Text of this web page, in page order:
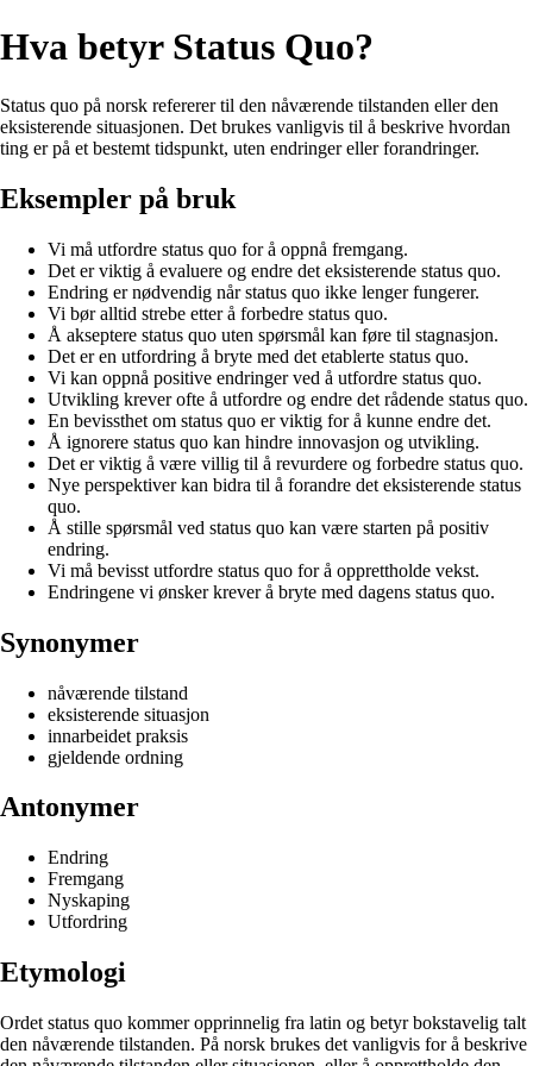
Hva betyr Status Quo?
Status quo på norsk refererer til den nåværende tilstanden eller den
eksisterende situasjonen. Det brukes vanligvis til å beskrive hvordan
ting er på et bestemt tidspunkt, uten endringer eller forandringer.
Eksempler på bruk
Vi må utfordre status quo for å oppnå fremgang.
Det er viktig å evaluere og endre det eksisterende status quo.
Endring er nødvendig når status quo ikke lenger fungerer.
Vi bør alltid strebe etter å forbedre status quo.
Å akseptere status quo uten spørsmål kan føre til stagnasjon.
Det er en utfordring å bryte med det etablerte status quo.
Vi kan oppnå positive endringer ved å utfordre status quo.
Utvikling krever ofte å utfordre og endre det rådende status quo.
En bevissthet om status quo er viktig for å kunne endre det.
Å ignorere status quo kan hindre innovasjon og utvikling.
Det er viktig å være villig til å revurdere og forbedre status quo.
Nye perspektiver kan bidra til å forandre det eksisterende status
quo.
Å stille spørsmål ved status quo kan være starten på positiv
endring.
Vi må bevisst utfordre status quo for å opprettholde vekst.
Endringene vi ønsker krever å bryte med dagens status quo.
Synonymer
nåværende tilstand
eksisterende situasjon
innarbeidet praksis
gjeldende ordning
Antonymer
Endring
Fremgang
Nyskaping
Utfordring
Etymologi
Ordet status quo kommer opprinnelig fra latin og betyr bokstavelig talt
den nåværende tilstanden. På norsk brukes det vanligvis for å beskrive